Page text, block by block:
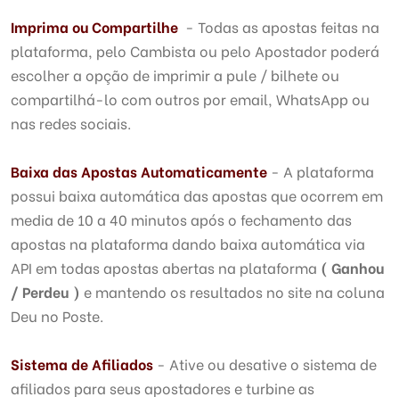
Imprima ou Compartilhe - Todas as apostas feitas na
plataforma, pelo Cambista ou pelo Apostador poderá
escolher a opção de imprimir a pule / bilhete ou
compartilhá-lo com outros por email, WhatsApp ou
nas redes sociais.
Baixa das Apostas Automaticamente - A plataforma
possui baixa automática das apostas que ocorrem em
media de 10 a 40 minutos após o fechamento das
apostas na plataforma dando baixa automática via
API em todas apostas abertas na plataforma ( Ganhou
/ Perdeu ) e mantendo os resultados no site na coluna
Deu no Poste.
Sistema de Afiliados - Ative ou desative o sistema de
afiliados para seus apostadores e turbine as